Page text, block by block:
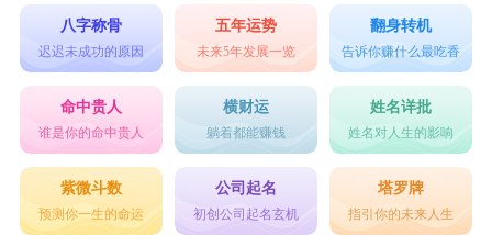
八字称骨
迟迟未成功的原因
五年运势
未来5年发展一览
翻身转机
告诉你赚什么最吃香
命中贵人
谁是你的命中贵人
横财运
躺着都能赚钱
姓名详批
姓名对人生的影响
紫微斗数
预测你一生的命运
公司起名
初创公司起名玄机
塔罗牌
指引你的未来人生